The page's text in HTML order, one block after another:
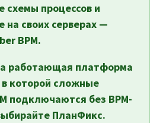
процессов и
на своих серверах —
BPM.
работающая платформа
в которой сложные
подключаются без BPM-
ПланФикс.